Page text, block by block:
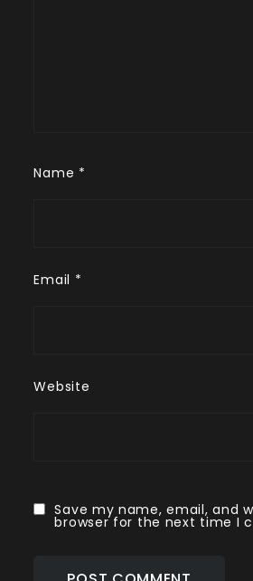
Name *
Email *
Website
Save my name, email, and
browser for the next time I